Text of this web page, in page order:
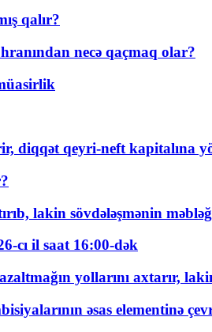
qalır?
necə qaçmaq olar?
diqqət qeyri-neft kapitalına
lakin sövdələşmənin
cı il saat 16:00-dək
yollarını axtarır,
əsas elementinə